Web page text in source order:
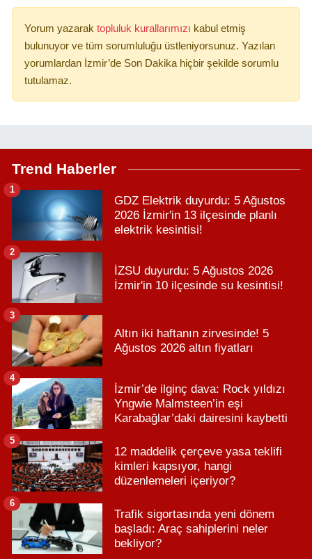
Yorum yazarak topluluk kurallarımızı kabul etmiş
bulunuyor ve tüm sorumluluğu üstleniyorsunuz. Yazılan
yorumlardan İzmir’de Son Dakika hiçbir şekilde sorumlu
tutulamaz.
Trend Haberler
GDZ Elektrik duyurdu: 5 Ağustos
2026 İzmir'in 13 ilçesinde planlı
elektrik kesintisi!
1
İZSU duyurdu: 5 Ağustos 2026
İzmir'in 10 ilçesinde su kesintisi!
2
Altın iki haftanın zirvesinde! 5
Ağustos 2026 altın fiyatları
3
İzmir’de ilginç dava: Rock yıldızı
Yngwie Malmsteen’in eşi
Karabağlar’daki dairesini kaybetti
4
12 maddelik çerçeve yasa teklifi
kimleri kapsıyor, hangi
düzenlemeleri içeriyor?
5
Trafik sigortasında yeni dönem
başladı: Araç sahiplerini neler
bekliyor?
6